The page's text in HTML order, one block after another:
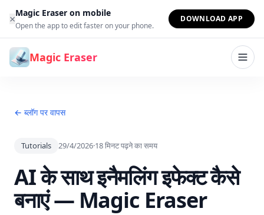
सामग्री पर जाएं
×Magic Eraser on mobile
Open the app to edit faster on your phone.
DOWNLOAD APP
Magic Eraser
← ब्लॉग पर वापस
Tutorials 29/4/2026·18मिनट पढ़ने का समय
AI के साथ इनैमलिंग इफेक्ट कैसे
बनाएं — Magic Eraser